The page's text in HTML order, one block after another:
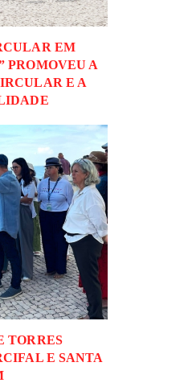
EM
PROMOVEU A
E A
TORRES
E SANTA